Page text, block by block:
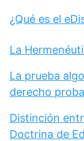
¿Qué es el
La
La prueba
derecho
Distinción
Doctrina de